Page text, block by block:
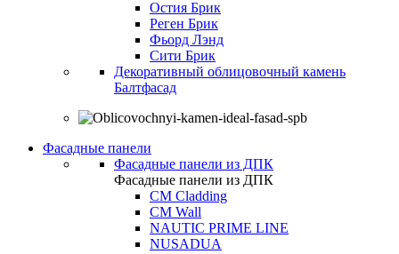
Остия Брик
Реген Брик
Фьорд Лэнд
Сити Брик
Декоративный облицовочный камень
Балтфасад
Фасадные панели
Фасадные панели из ДПК
Фасадные панели из ДПК
CM Cladding
CM Wall
NAUTIC PRIME LINE
NUSADUA